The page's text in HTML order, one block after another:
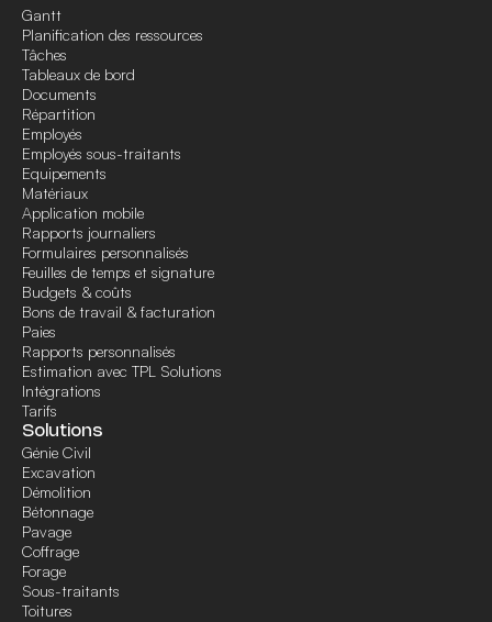
Gantt
Planification des ressources
Tâches
Tableaux de bord
Documents
Répartition
Employés
Employés sous-traitants
Equipements
Matériaux
Application mobile
Rapports journaliers
Formulaires personnalisés
Feuilles de temps et signature
Budgets & coûts
Bons de travail & facturation
Paies
Rapports personnalisés
Estimation avec TPL Solutions
Intégrations
Tarifs
Solutions
Génie Civil
Excavation
Démolition
Bétonnage
Pavage
Coffrage
Forage
Sous-traitants
Toitures